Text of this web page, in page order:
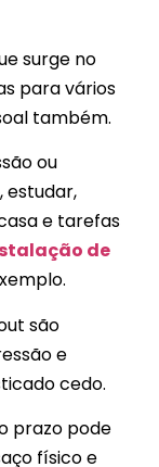
surge no
para vários
também.
ou
estudar,
e tarefas
de
são
e
cedo.
prazo pode
físico e